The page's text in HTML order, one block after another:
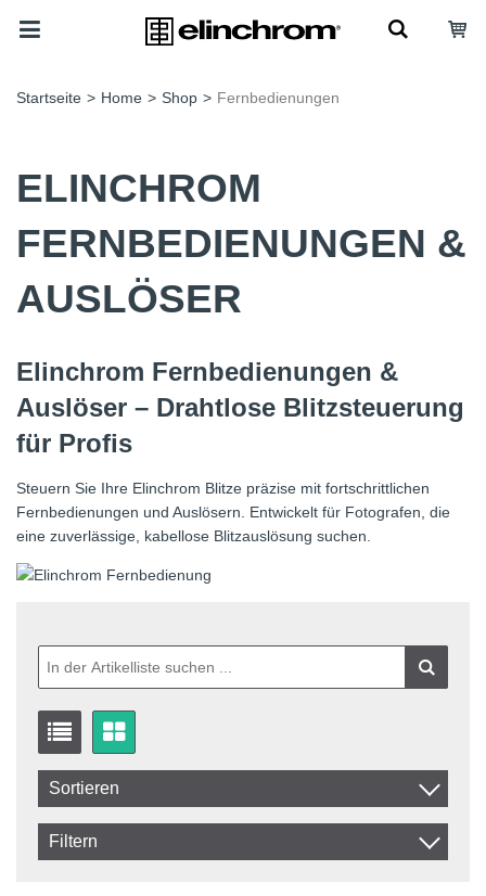
Startseite > Home > Shop > Fernbedienungen
ELINCHROM
FERNBEDIENUNGEN &
AUSLÖSER
Elinchrom Fernbedienungen &
Auslöser – Drahtlose Blitzsteuerung
für Profis
Steuern Sie Ihre Elinchrom Blitze präzise mit fortschrittlichen
Fernbedienungen und Auslösern. Entwickelt für Fotografen, die
eine zuverlässige, kabellose Blitzauslösung suchen.
Sortieren
Article Code
Filtern